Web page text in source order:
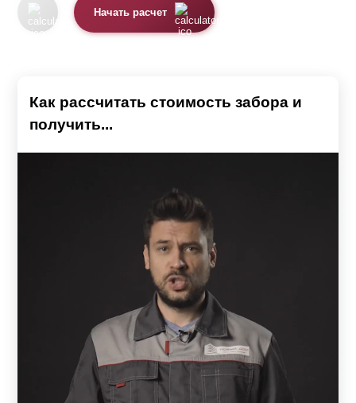
Начать расчет
Как рассчитать стоимость забора и
получить...